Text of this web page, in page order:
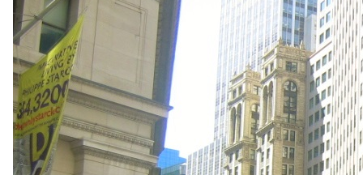
Entretención y Cultura Opinión
Dato en Pauta Señal 2
Contenido Patrocinado